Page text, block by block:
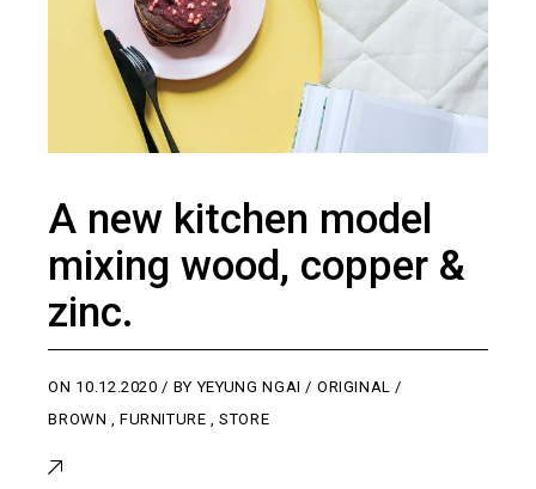
A new kitchen model
mixing wood, copper &
zinc.
ON 10.12.2020 BYYEYUNG NGAI
ORIGINAL
BROWN
FURNITURE ,STORE